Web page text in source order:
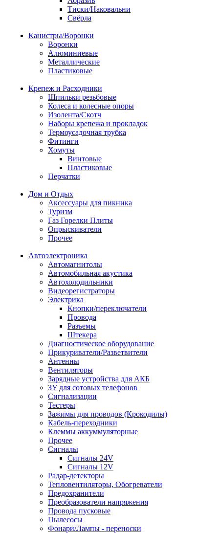
Тиски/Наковальни
Свёрла
Канистры/Воронки
Воронки
Алюминиевые
Металлические
Пластиковые
Крепеж и Расходники
Шпильки резьбовые
Колеса и колесные опоры
Изолента/Скотч
Наборы крепежа и прокладок
Термоусадочная трубка
Фитинги
Хомуты
Винтовые
Пластиковые
Перчатки
Дом и Отдых
Аксессуары для пикника
Туризм
Газ Горелки Плиты
Опрыскиватели
Прочее
Автоэлектроника
Автомагнитолы
Автомобильная акустика
Автохолодильники
Видеорегистраторы
Электрика
Кнопки/переключатели
Провода
Разъемы
Штекера
Диагностическое оборудование
Прикуриватели/Разветвители
Антенны
Вентиляторы
Зарядные устройства для АКБ
ЗУ для сотовых телефонов
Сигнализации
Тестеры
Зажимы для проводов (Крокодилы)
Кабель-переходники
Клеммы аккуммуляторные
Прочее
Сигналы
Сигналы 24V
Сигналы 12V
Радар-детекторы
Тепловентиляторы, Обогреватели
Предохранители
Преобразователи напряжения
Провода пусковые
Пылесосы
Фонари/Лампы - переноски